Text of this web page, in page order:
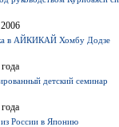
в АЙКИКАЙ Хомбу Додзе
детский семинар
из России в Японию